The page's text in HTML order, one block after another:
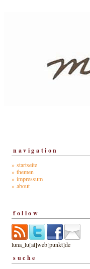
navigation
» startseite
» themen
» impressum
» about
follow
luna_lu[at]web[punkt]de
suche